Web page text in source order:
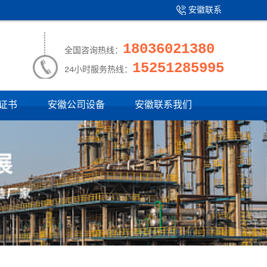
安徽联系
全国咨询热线： 18036021380
24小时服务热线： 15251285995
书 安徽公司设备 安徽联系我们